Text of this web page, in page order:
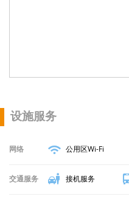
设施服务
网络 公用区Wi-Fi
交通服务 接机服务